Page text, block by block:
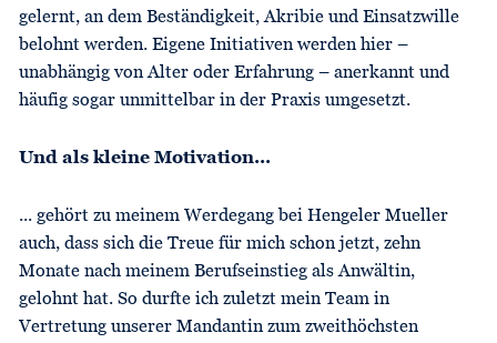
gelernt, an dem Beständigkeit, Akribie und Einsatzwille
belohnt werden. Eigene Initiativen werden hier –
unabhängig von Alter oder Erfahrung – anerkannt und
häufig sogar unmittelbar in der Praxis umgesetzt.
Und als kleine Motivation...
... gehört zu meinem Werdegang bei Hengeler Mueller
auch, dass sich die Treue für mich schon jetzt, zehn
Monate nach meinem Berufseinstieg als Anwältin,
gelohnt hat. So durfte ich zuletzt mein Team in
Vertretung unserer Mandantin zum zweithöchsten